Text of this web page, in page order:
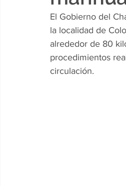
El Gobierno del
la localidad de
alrededor de 80
procedimientos
circulación.